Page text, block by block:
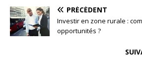
PRÉCÉDENT
Investir en zone rurale :
opportunités ?